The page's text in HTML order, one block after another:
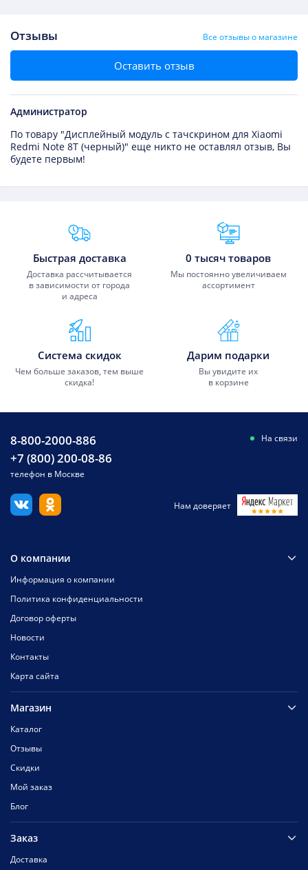
Отзывы Все отзывы о магазине
Оставить отзыв
Администратор
По товару "Дисплейный модуль с тачскрином для Xiaomi
Redmi Note 8T (черный)" еще никто не оставлял отзыв, Вы
будете первым!
Преимущества Fixmobile
Быстрая доставка
Доставка рассчитывается
в зависимости от города
и адреса
0 тысяч товаров
Мы постоянно увеличиваем
ассортимент
Система скидок
Чем больше заказов, тем выше
скидка!
Дарим подарки
Вы увидите их
в корзине
8-800-2000-886
+7 (800) 200-08-86
телефон в Москве
На связи
Нам доверяет
О компании
Информация о компании
Политика конфиденциальности
Договор оферты
Новости
Контакты
Карта сайта
Магазин
Каталог
Отзывы
Скидки
Мой заказ
Блог
Заказ
Доставка